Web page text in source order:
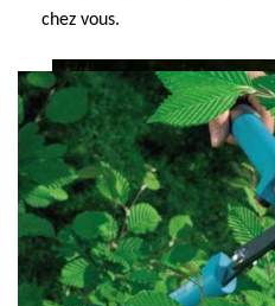
chez vous.